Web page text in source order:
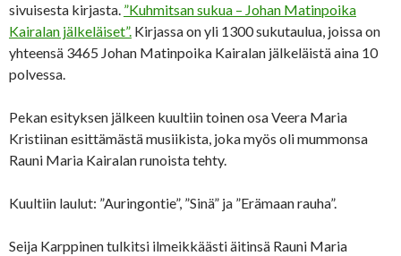
sivuisesta kirjasta. ”Kuhmitsan sukua – Johan Matinpoika
Kairalan jälkeläiset”. Kirjassa on yli 1300 sukutaulua, joissa on
yhteensä 3465 Johan Matinpoika Kairalan jälkeläistä aina 10
polvessa.
Pekan esityksen jälkeen kuultiin toinen osa Veera Maria
Kristiinan esittämästä musiikista, joka myös oli mummonsa
Rauni Maria Kairalan runoista tehty.
Kuultiin laulut: ”Auringontie”, ”Sinä” ja ”Erämaan rauha”.
Seija Karppinen tulkitsi ilmeikkäästi äitinsä Rauni Maria